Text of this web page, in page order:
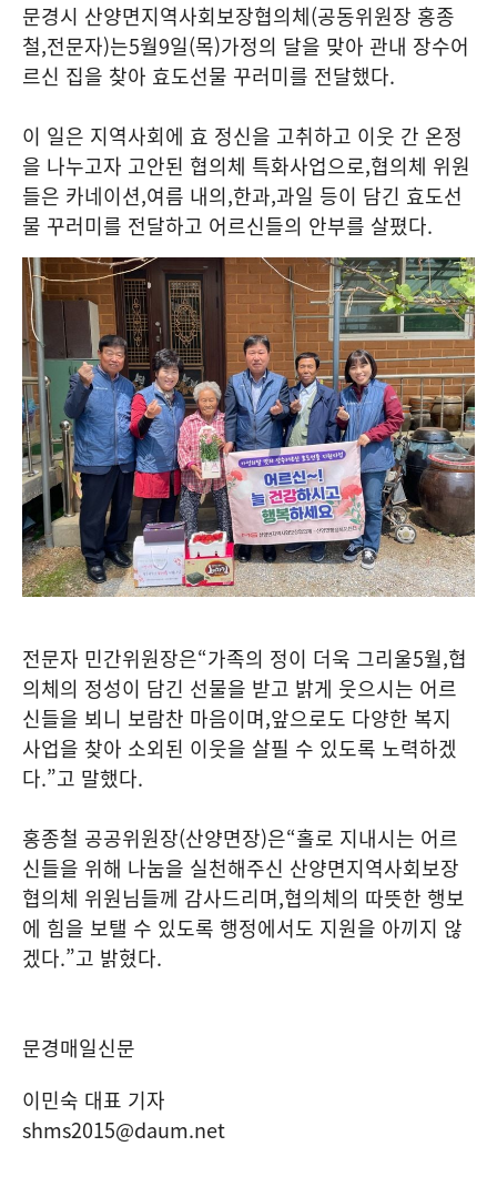
문경시 산양면지역사회보장협의체(공동위원장 홍종
철,전문자)는5월9일(목)가정의 달을 맞아 관내 장수어
르신 집을 찾아 효도선물 꾸러미를 전달했다.
이 일은 지역사회에 효 정신을 고취하고 이웃 간 온정
을 나누고자 고안된 협의체 특화사업으로,협의체 위원
들은 카네이션,여름 내의,한과,과일 등이 담긴 효도선
물 꾸러미를 전달하고 어르신들의 안부를 살폈다.
전문자 민간위원장은“가족의 정이 더욱 그리울5월,협
의체의 정성이 담긴 선물을 받고 밝게 웃으시는 어르
신들을 뵈니 보람찬 마음이며,앞으로도 다양한 복지
사업을 찾아 소외된 이웃을 살필 수 있도록 노력하겠
다.”고 말했다.
홍종철 공공위원장(산양면장)은“홀로 지내시는 어르
신들을 위해 나눔을 실천해주신 산양면지역사회보장
협의체 위원님들께 감사드리며,협의체의 따뜻한 행보
에 힘을 보탤 수 있도록 행정에서도 지원을 아끼지 않
겠다.”고 밝혔다.
문경매일신문
이민숙 대표 기자
shms2015@daum.net